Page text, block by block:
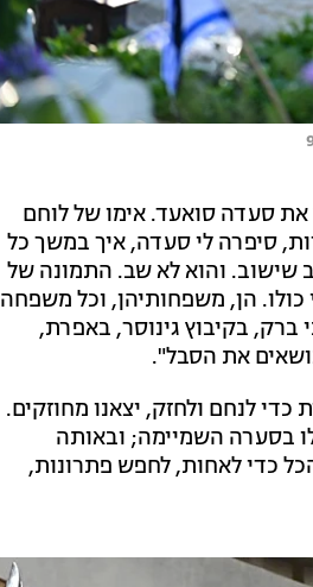
את סעדה סואעד. אימו של לוחם
סיפרה לי סעדה, איך במשך כל
שישוב. והוא לא שב. התמונה של
הן, משפחותיהן, וכל משפחה
בקיבוץ גינוסר, באפרת,
את הסבל".
לנחם ולחזק, יצאנו מחוזקים.
בסערה השמיימה; ובאותה
כדי לאחות, לחפש פתרונות,